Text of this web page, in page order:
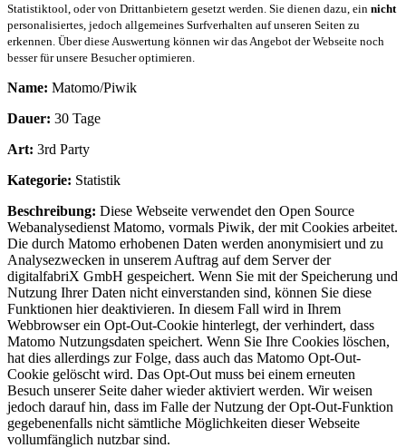
Statistiktool, oder von Drittanbietern gesetzt werden. Sie dienen dazu, ein nicht
personalisiertes, jedoch allgemeines Surfverhalten auf unseren Seiten zu
erkennen. Über diese Auswertung können wir das Angebot der Webseite noch
besser für unsere Besucher optimieren.
Name: Matomo/Piwik
Dauer: 30 Tage
Art: 3rd Party
Kategorie: Statistik
Beschreibung: Diese Webseite verwendet den Open Source
Webanalysedienst Matomo, vormals Piwik, der mit Cookies arbeitet.
Die durch Matomo erhobenen Daten werden anonymisiert und zu
Analysezwecken in unserem Auftrag auf dem Server der
digitalfabriX GmbH gespeichert. Wenn Sie mit der Speicherung und
Nutzung Ihrer Daten nicht einverstanden sind, können Sie diese
Funktionen hier deaktivieren. In diesem Fall wird in Ihrem
Webbrowser ein Opt-Out-Cookie hinterlegt, der verhindert, dass
Matomo Nutzungsdaten speichert. Wenn Sie Ihre Cookies löschen,
hat dies allerdings zur Folge, dass auch das Matomo Opt-Out-
Cookie gelöscht wird. Das Opt-Out muss bei einem erneuten
Besuch unserer Seite daher wieder aktiviert werden. Wir weisen
jedoch darauf hin, dass im Falle der Nutzung der Opt-Out-Funktion
gegebenenfalls nicht sämtliche Möglichkeiten dieser Webseite
vollumfänglich nutzbar sind.